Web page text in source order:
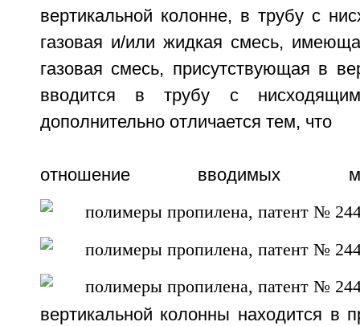
вертикальной колонне, в трубу с
газовая и/или жидкая смесь,
газовая смесь, присутствующая в
вводится в трубу с
дополнительно отличается тем, что
отношение вводимых
вертикальной колонны находится в